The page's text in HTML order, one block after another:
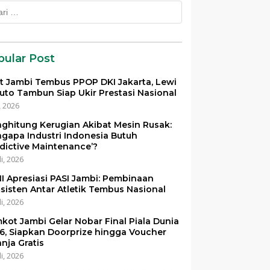
Post
Jambi Tembus PPOP DKI Jakarta, Lewi
Tambun Siap Ukir Prestasi Nasional
2026
Kerugian Akibat Mesin Rusak:
Industri Indonesia Butuh
Maintenance’?
2026
Apresiasi PASI Jambi: Pembinaan
Antar Atletik Tembus Nasional
2026
Jambi Gelar Nobar Final Piala Dunia
Siapkan Doorprize hingga Voucher
Gratis
2026